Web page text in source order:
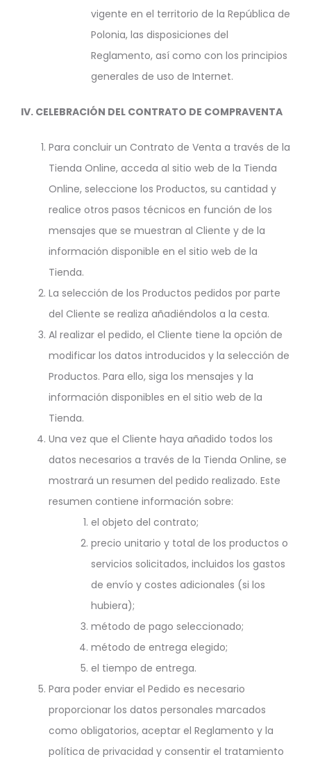
vigente en el territorio de la República de
Polonia, las disposiciones del
Reglamento, así como con los principios
generales de uso de Internet.
IV. CELEBRACIÓN DEL CONTRATO DE COMPRAVENTA
Para concluir un Contrato de Venta a través de la
Tienda Online, acceda al sitio web de la Tienda
Online, seleccione los Productos, su cantidad y
realice otros pasos técnicos en función de los
mensajes que se muestran al Cliente y de la
información disponible en el sitio web de la
Tienda.
La selección de los Productos pedidos por parte
del Cliente se realiza añadiéndolos a la cesta.
Al realizar el pedido, el Cliente tiene la opción de
modificar los datos introducidos y la selección de
Productos. Para ello, siga los mensajes y la
información disponibles en el sitio web de la
Tienda.
Una vez que el Cliente haya añadido todos los
datos necesarios a través de la Tienda Online, se
mostrará un resumen del pedido realizado. Este
resumen contiene información sobre:
el objeto del contrato;
precio unitario y total de los productos o
servicios solicitados, incluidos los gastos
de envío y costes adicionales (si los
hubiera);
método de pago seleccionado;
método de entrega elegido;
el tiempo de entrega.
Para poder enviar el Pedido es necesario
proporcionar los datos personales marcados
como obligatorios, aceptar el Reglamento y la
política de privacidad y consentir el tratamiento